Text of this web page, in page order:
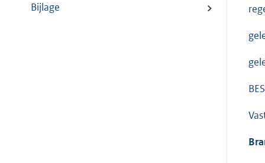
Bijlage